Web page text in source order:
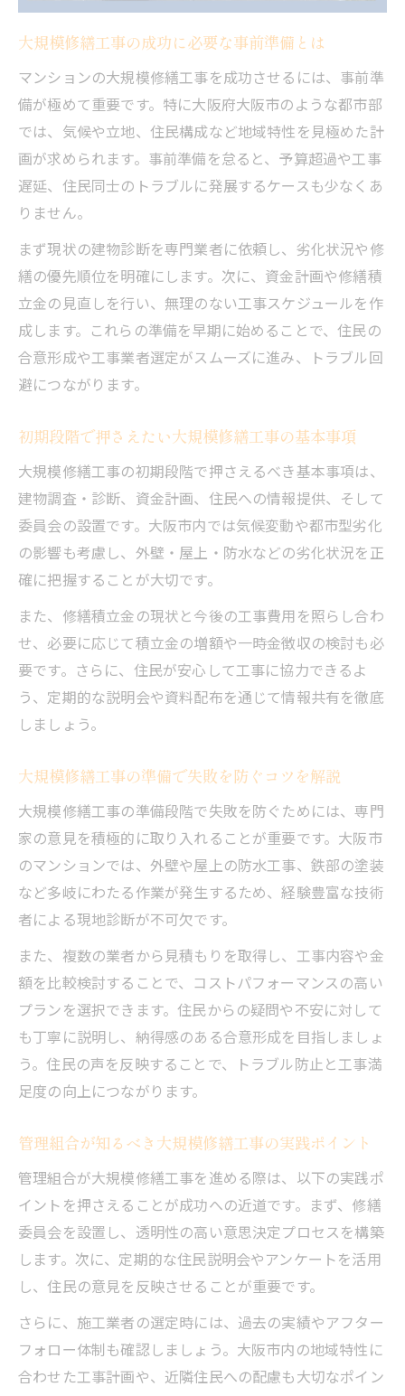
応策
大規模修繕工事の計画立案から合意形成ま
での流れ
住民合意を得る大規模修繕工事の進め方
大規模修繕工事で住民合意を得るための説
明方法
住民との信頼関係が大規模修繕工事成功の
大規模修繕工事の合意形成を円滑に進める
秘訣
情報共有を徹底した大規模修繕工事の進行
例
住民の不安を解消する大規模修繕工事の説
明会活用法
大規模修繕工事で重視したい気候への配慮
点
大阪市特有の湿気対策と大規模修繕工事の
工夫
塩害や風雨に強い大規模修繕工事の実践法
事項
大規模修繕工事で建物を長持ちさせる気候
対応策
資産維持に役立つ大規模修繕工事の準備術
備法
長寿命化を目指す大規模修繕工事のポイン
ト解説
資産維持のための大規模修繕工事資金計画
の立て方
管理組合が実践する大規模修繕工事の事前
策
大規模修繕工事の準備が資産維持に直結す
る理由
現状診断から始める安心の大規模修繕工事
大規模修繕工事の現状診断で見落としがち
な点
調査
専門家が提案する大規模修繕工事の診断ポ
イント
大規模修繕工事の現状把握が持つ重要な役
割
現状診断から始める大規模修繕工事の進め
方
大規模修繕工事の成功に必要な事前準備とは
マンションの大規模修繕工事を成功させるには、事前準
備が極めて重要です。特に大阪府大阪市のような都市部
では、気候や立地、住民構成など地域特性を見極めた計
画が求められます。事前準備を怠ると、予算超過や工事
遅延、住民同士のトラブルに発展するケースも少なくあ
りません。
まず現状の建物診断を専門業者に依頼し、劣化状況や修
繕の優先順位を明確にします。次に、資金計画や修繕積
立金の見直しを行い、無理のない工事スケジュールを作
成します。これらの準備を早期に始めることで、住民の
合意形成や工事業者選定がスムーズに進み、トラブル回
避につながります。
初期段階で押さえたい大規模修繕工事の基本事項
大規模修繕工事の初期段階で押さえるべき基本事項は、
建物調査・診断、資金計画、住民への情報提供、そして
委員会の設置です。大阪市内では気候変動や都市型劣化
の影響も考慮し、外壁・屋上・防水などの劣化状況を正
確に把握することが大切です。
また、修繕積立金の現状と今後の工事費用を照らし合わ
せ、必要に応じて積立金の増額や一時金徴収の検討も必
要です。さらに、住民が安心して工事に協力できるよ
う、定期的な説明会や資料配布を通じて情報共有を徹底
しましょう。
大規模修繕工事の準備で失敗を防ぐコツを解説
大規模修繕工事の準備段階で失敗を防ぐためには、専門
家の意見を積極的に取り入れることが重要です。大阪市
のマンションでは、外壁や屋上の防水工事、鉄部の塗装
など多岐にわたる作業が発生するため、経験豊富な技術
者による現地診断が不可欠です。
また、複数の業者から見積もりを取得し、工事内容や金
額を比較検討することで、コストパフォーマンスの高い
プランを選択できます。住民からの疑問や不安に対して
も丁寧に説明し、納得感のある合意形成を目指しましょ
う。住民の声を反映することで、トラブル防止と工事満
足度の向上につながります。
管理組合が知るべき大規模修繕工事の実践ポイント
管理組合が大規模修繕工事を進める際は、以下の実践ポ
イントを押さえることが成功への近道です。まず、修繕
委員会を設置し、透明性の高い意思決定プロセスを構築
します。次に、定期的な住民説明会やアンケートを活用
し、住民の意見を反映させることが重要です。
さらに、施工業者の選定時には、過去の実績やアフター
フォロー体制も確認しましょう。大阪市内の地域特性に
合わせた工事計画や、近隣住民への配慮も大切なポイン